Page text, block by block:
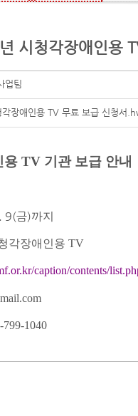
시청각장애인용
업팀
각장애인용 TV 무료 보급 신청서
용 TV 기관 보급 안내
9(금)까지
각장애인용 TV
caption/contents/
799-1040